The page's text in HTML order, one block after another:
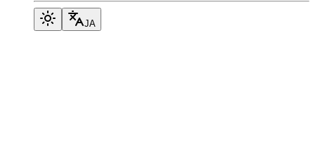
JA